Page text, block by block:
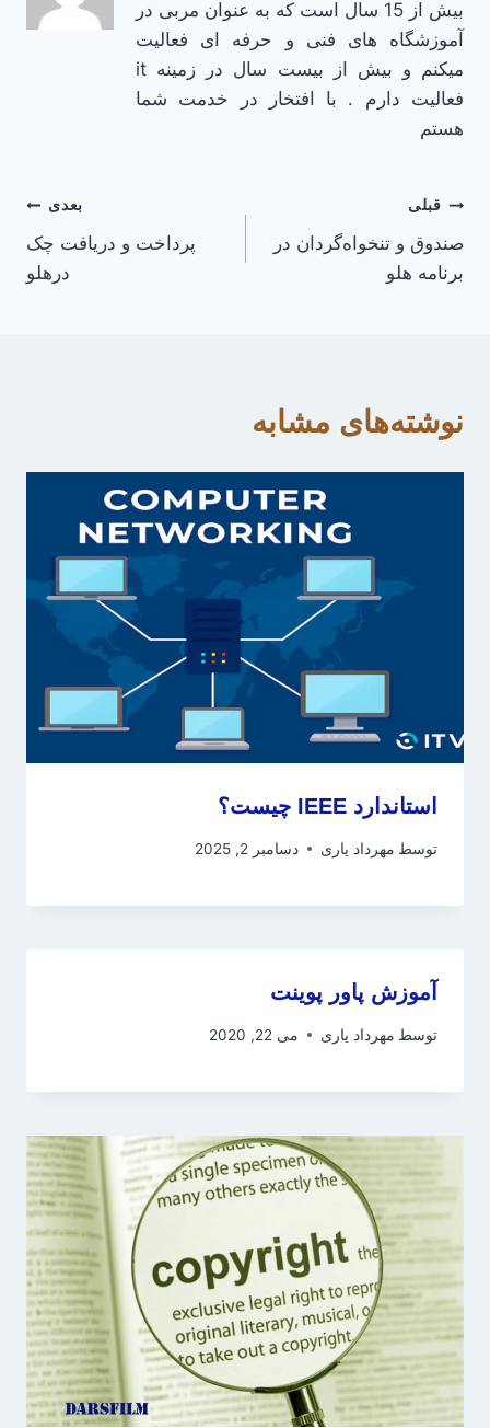
بیش از 15 سال است که به عنوان مربی در
آموزشگاه های فنی و حرفه ای فعالیت
میکنم و بیش از بیست سال در زمینه it
فعالیت دارم . با افتخار در خدمت شما
هستم
راهبری
نوشته
قبلی
صندوق و تنخواه‌گردان در
برنامه هلو
بعدی
پرداخت و دریافت چک
درهلو
نوشته‌های مشابه
استاندارد IEEE چیست؟
توسط مهرداد یاری دسامبر 2, 2025
آموزش پاور پوینت
توسط مهرداد یاری می 22, 2020